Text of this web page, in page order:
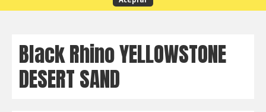
top!
y
estilo
para
Black Rhino YELLOWSTONE
DESERT SAND